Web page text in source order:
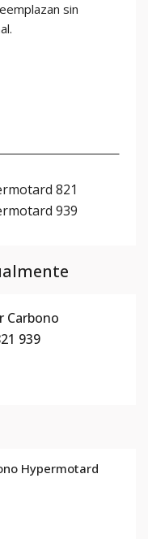
sin
821
939
Carbono
939
Hypermotard